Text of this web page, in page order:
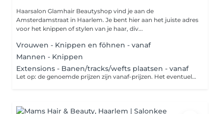
Haarsalon Glamhair Beautyshop vind je aan de
Amsterdamstraat in Haarlem. Je bent hier aan het juiste adres
voor het knippen of stylen van je haar, div...
Vrouwen - Knippen en föhnen - vanaf
Mannen - Knippen
Extensions - Banen/tracks/wefts plaatsen - vanaf
Let op: de genoemde prijzen zijn vanaf-prijzen. Het eventuele prijsverschil wordt verrekend in de salon. *classic microring wefts *l.a weave wefts *ivisible wefts *braided wefts Deze behandeling is exclusief haar. Je kunt dit bij de salon aanschaffen of zelf meenemen. Alleen zelf meegenomen haar van kwaliteit wordt geplaatst. Dit is een extension systeem waar je door middel van banen extra haar, volume en verlenging kunt creëren in het eigen haar. De banen worden bevestigd door middel van de beste technieken, om beschadiging te voorkomen.